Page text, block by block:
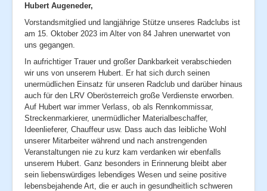
News
Ausfahrten
Galerie
2014
2015
2016
2017
2018
2019
2020
2021
2022
2023
Hubert Augeneder,
Vorstandsmitglied und langjährige Stütze unseres Radclubs ist
am 15. Oktober 2023 im Alter von 84 Jahren unerwartet von
uns gegangen.
In aufrichtiger Trauer und großer Dankbarkeit verabschieden
wir uns von unserem Hubert. Er hat sich durch seinen
unermüdlichen Einsatz für unseren Radclub und darüber hinaus
auch für den LRV Oberösterreich große Verdienste erworben.
Auf Hubert war immer Verlass, ob als Rennkommissar,
Streckenmarkierer, unermüdlicher Materialbeschaffer,
Ideenlieferer, Chauffeur usw. Dass auch das leibliche Wohl
unserer Mitarbeiter während und nach anstrengenden
Veranstaltungen nie zu kurz kam verdanken wir ebenfalls
unserem Hubert. Ganz besonders in Erinnerung bleibt aber
sein liebenswürdiges lebendiges Wesen und seine positive
lebensbejahende Art, die er auch in gesundheitlich schweren